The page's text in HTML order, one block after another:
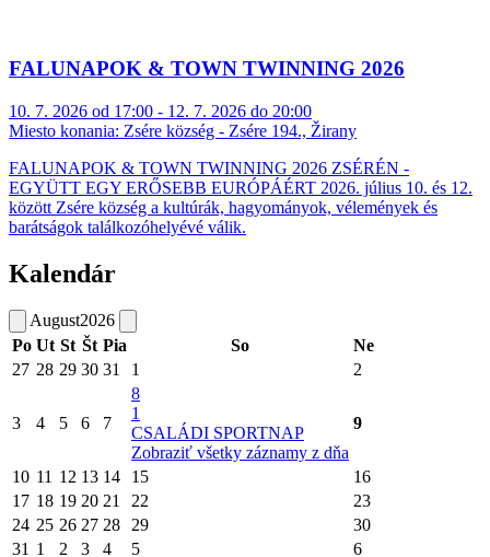
FALUNAPOK & TOWN TWINNING 2026
10. 7. 2026 od 17:00 - 12. 7. 2026 do 20:00
Miesto konania: Zsére község - Zsére 194., Žirany
FALUNAPOK & TOWN TWINNING 2026 ZSÉRÉN -
EGYÜTT EGY ERŐSEBB EURÓPÁÉRT 2026. július 10. és 12.
között Zsére község a kultúrák, hagyományok, vélemények és
barátságok találkozóhelyévé válik.
Kalendár
August2026
Po Ut St Št Pia So
Ne
27 28 29 30 31 1 2
3 4 5 6 7
8
1
CSALÁDI SPORTNAP
Zobraziť všetky záznamy z dňa
9
10 11 12 13 14 15
16
17 18 19 20 21 22
23
24 25 26 27 28 29
30
31 1 2 3 4 5 6